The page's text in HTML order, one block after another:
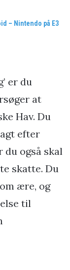
– Nintendo på E3
er du
at
Hav. Du
efter
du også skal
skatte. Du
ære, og
til